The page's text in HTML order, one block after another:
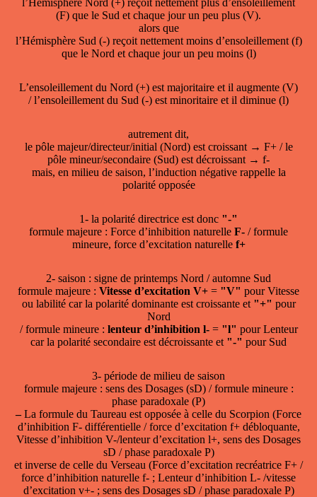
l’Hémisphère Nord (+) reçoit nettement plus d’ensoleillement
(F) que le Sud et chaque jour un peu plus (V).
alors que
l’Hémisphère Sud (-) reçoit nettement moins d’ensoleillement (f)
que le Nord et chaque jour un peu moins (l)
L’ensoleillement du Nord (+) est majoritaire et il augmente (V)
/ l’ensoleillement du Sud (-) est minoritaire et il diminue (l)
autrement dit,
le pôle majeur/directeur/initial (Nord) est croissant → F+ / le
pôle mineur/secondaire (Sud) est décroissant → f-
mais, en milieu de saison, l’induction négative rappelle la
polarité opposée
1- la polarité directrice est donc "-"
formule majeure : Force d’inhibition naturelle F- / formule
mineure, force d’excitation naturelle f+
2- saison : signe de printemps Nord / automne Sud
formule majeure : Vitesse d’excitation V+ = "V" pour Vitesse
ou labilité car la polarité dominante est croissante et "+" pour
Nord
/ formule mineure : lenteur d’inhibition l-= "l" pour Lenteur
car la polarité secondaire est décroissante et "-" pour Sud
3- période de milieu de saison
formule majeure : sens des Dosages (sD) / formule mineure :
phase paradoxale (P)
–La formule du Taureau est opposée à celle du Scorpion (Force
d’inhibition F- différentielle / force d’excitation f+ débloquante,
Vitesse d’inhibition V-/lenteur d’excitation l+, sens des Dosages
sD / phase paradoxale P)
et inverse de celle du Verseau (Force d’excitation recréatrice F+ /
force d’inhibition naturelle f- ; Lenteur d’inhibition L- /vitesse
d’excitation v+- ; sens des Dosages sD / phase paradoxale P)